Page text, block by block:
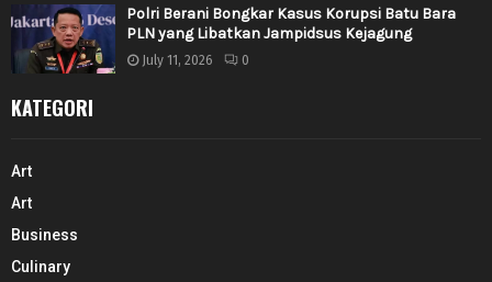
Polri Berani Bongkar Kasus Korupsi Batu Bara
PLN yang Libatkan Jampidsus Kejagung
July 11, 2026 0
KATEGORI
Art
Art
Business
Culinary